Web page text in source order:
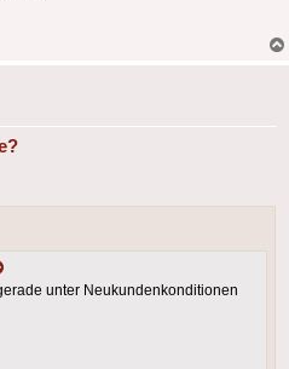
unter Neukundenkonditionen